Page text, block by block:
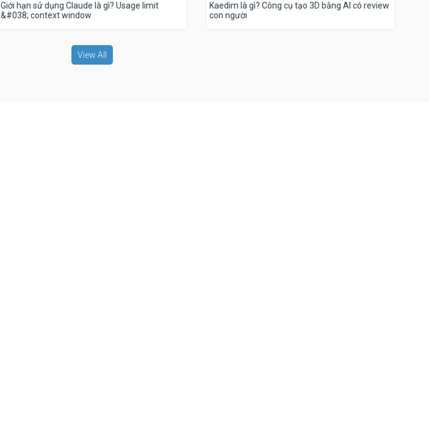
Giới hạn sử dụng Claude là gì? Usage limit
&#038; context window
Kaedim là gì? Công cụ tạo 3D bằng AI có review
con người
View All